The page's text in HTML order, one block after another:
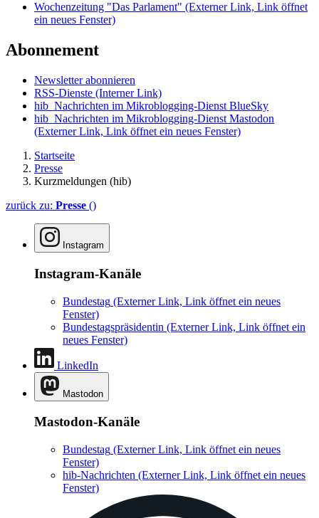
Wochenzeitung "Das Parlament" (Externer Link, Link öffnet
ein neues Fenster)
Abonnement
Newsletter abonnieren
RSS-Dienste (Interner Link)
hib_Nachrichten im Mikroblogging-Dienst BlueSky
hib_Nachrichten im Mikroblogging-Dienst Mastodon
(Externer Link, Link öffnet ein neues Fenster)
Startseite
Presse
Kurzmeldungen (hib)
zurück zu: Presse ()
Instagram
Instagram-Kanäle
Bundestag (Externer Link, Link öffnet ein neues
Fenster)
Bundestagspräsidentin (Externer Link, Link öffnet ein
neues Fenster)
LinkedIn
Mastodon
Mastodon-Kanäle
Bundestag (Externer Link, Link öffnet ein neues
Fenster)
hib-Nachrichten (Externer Link, Link öffnet ein neues
Fenster)